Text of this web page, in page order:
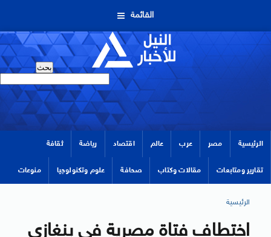
القائمة
الرئيسية مصر عرب عالم اقتصاد رياضة ثقافة
تقارير ومتابعات مقالات وكتاب صحافة علوم وتكنولوجيا منوعات
الرئيسية
اختطاف فتاة مصرية في بنغازي